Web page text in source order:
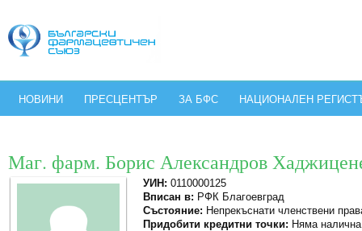
НОВИНИ ПРЕСЦЕНТЪР ЗА БФС НАЦИОНАЛЕН
Маг. фарм. Борис Александров
УИН: 0110000125
Вписан в: РФК Благоевград
Състояние: Непрекъснати членствени
Придобити кредитни точки: Няма